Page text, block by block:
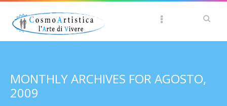
MONTHLY ARCHIVES FOR AGOSTO,
2009